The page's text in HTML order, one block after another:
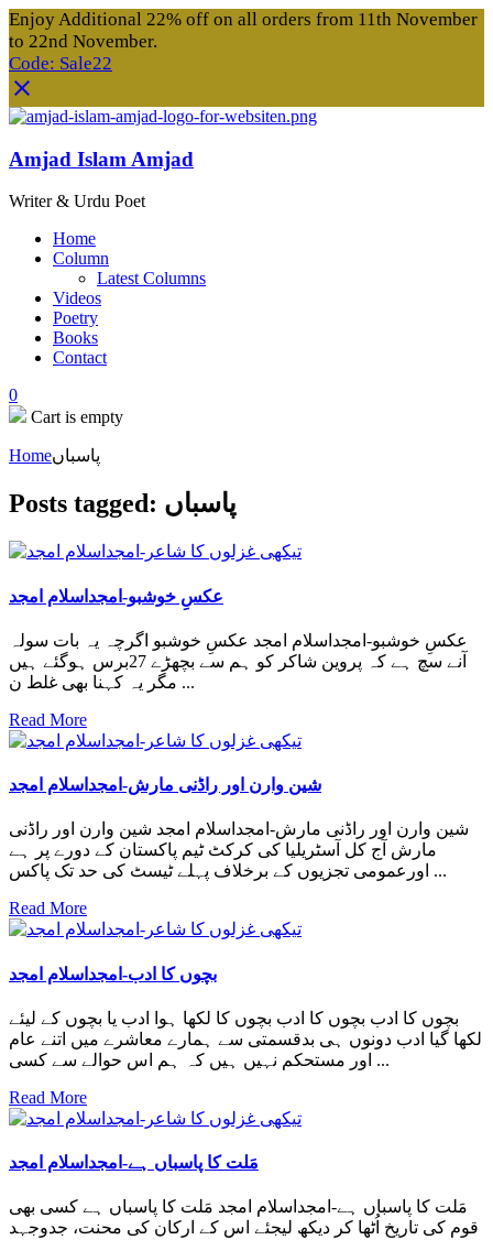
Enjoy Additional 22% off on all orders from 11th November
to 22nd November.
Code: Sale22
Amjad Islam Amjad
Writer & Urdu Poet
Home
Column
Latest Columns
Videos
Poetry
Books
Contact
0
Cart is empty
Homeپاسباں
Posts tagged: پاسباں
عکسِ خوشبو-امجداسلام امجد
عکسِ خوشبو-امجداسلام امجد عکسِ خوشبو اگرچہ یہ بات سولہ
آنے سچ ہے کہ پروین شاکر کو ہم سے بچھڑے 27برس ہوگئے ہیں
مگر یہ کہنا بھی غلط ن ...
Read More
شین وارن اور راڈنی مارش-امجداسلام امجد
شین وارن اور راڈنی مارش-امجداسلام امجد شین وارن اور راڈنی
مارش آج کل آسٹریلیا کی کرکٹ ٹیم پاکستان کے دورے پر ہے
اورعمومی تجزیوں کے برخلاف پہلے ٹیسٹ کی حد تک پاکس ...
Read More
بچوں کا ادب-امجداسلام امجد
بچوں کا ادب بچوں کا ادب بچوں کا لکھا ہوا ادب یا بچوں کے لیئے
لکھا گیا ادب دونوں ہی بدقسمتی سے ہمارے معاشرے میں اتنے عام
اور مستحکم نہیں ہیں کہ ہم اس حوالے سے کسی ...
Read More
مَلت کا پاسباں ہے-امجداسلام امجد
مَلت کا پاسباں ہے-امجداسلام امجد مَلت کا پاسباں ہے کسی بھی
قوم کی تاریخ اُٹھا کر دیکھ لیجئے اس کے ارکان کی محنت، جدوجہد